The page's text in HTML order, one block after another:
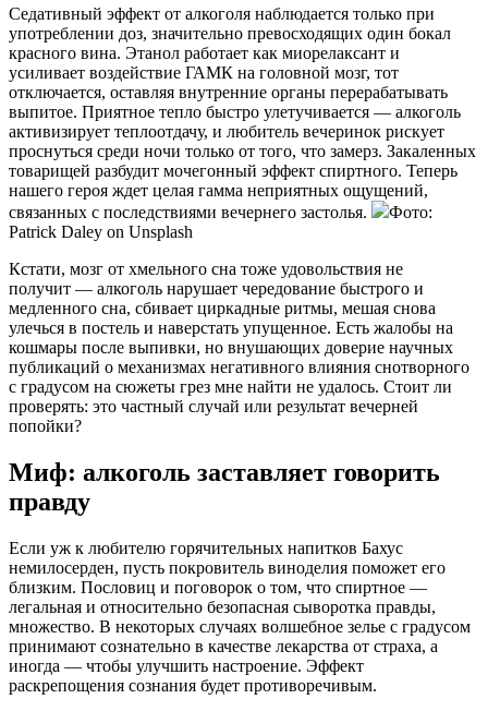
Седативный эффект от алкоголя наблюдается только при
употреблении доз, значительно превосходящих один бокал
красного вина. Этанол работает как миорелаксант и
усиливает воздействие ГАМК на головной мозг, тот
отключается, оставляя внутренние органы перерабатывать
выпитое. Приятное тепло быстро улетучивается — алкоголь
активизирует теплоотдачу, и любитель вечеринок рискует
проснуться среди ночи только от того, что замерз. Закаленных
товарищей разбудит мочегонный эффект спиртного. Теперь
нашего героя ждет целая гамма неприятных ощущений,
связанных с последствиями вечернего застолья.
Фото:
Patrick Daley on Unsplash
Кстати, мозг от хмельного сна тоже удовольствия не
получит — алкоголь нарушает чередование быстрого и
медленного сна, сбивает циркадные ритмы, мешая снова
улечься в постель и наверстать упущенное. Есть жалобы на
кошмары после выпивки, но внушающих доверие научных
публикаций о механизмах негативного влияния снотворного
с градусом на сюжеты грез мне найти не удалось. Стоит ли
проверять: это частный случай или результат вечерней
попойки?
Миф: алкоголь заставляет говорить
правду
Если уж к любителю горячительных напитков Бахус
немилосерден, пусть покровитель виноделия поможет его
близким. Пословиц и поговорок о том, что спиртное —
легальная и относительно безопасная сыворотка правды,
множество. В некоторых случаях волшебное зелье с градусом
принимают сознательно в качестве лекарства от страха, а
иногда — чтобы улучшить настроение. Эффект
раскрепощения сознания будет противоречивым.